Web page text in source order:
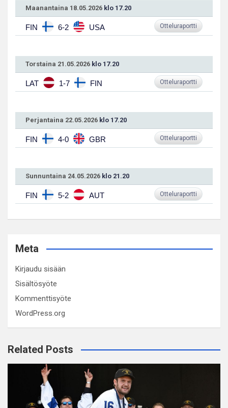
Maanantaina 18.05.2026 klo 17.20
FIN 6-2 USA Otteluraportti
Torstaina 21.05.2026 klo 17.20
LAT 1-7 FIN Otteluraportti
Perjantaina 22.05.2026 klo 17.20
FIN 4-0 GBR Otteluraportti
Sunnuntaina 24.05.2026 klo 21.20
FIN 5-2 AUT Otteluraportti
Meta
Kirjaudu sisään
Sisältösyöte
Kommenttisyöte
WordPress.org
Related Posts